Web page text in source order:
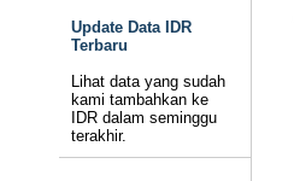
Update Data IDR
Terbaru
Lihat data yang sudah
kami tambahkan ke
IDR dalam seminggu
terakhir.